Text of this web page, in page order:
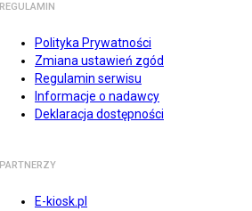
REGULAMIN
Polityka Prywatności
Zmiana ustawień zgód
Regulamin serwisu
Informacje o nadawcy
Deklaracja dostępności
PARTNERZY
E-kiosk.pl